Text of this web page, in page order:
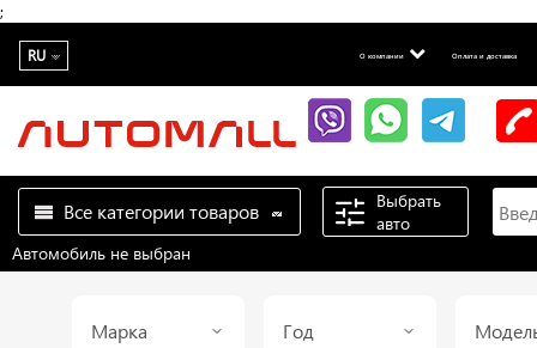
;
RU О компании Оплата и доставка
Все категории товаров
Выбрать
авто
Автомобиль не выбран
Марка Год